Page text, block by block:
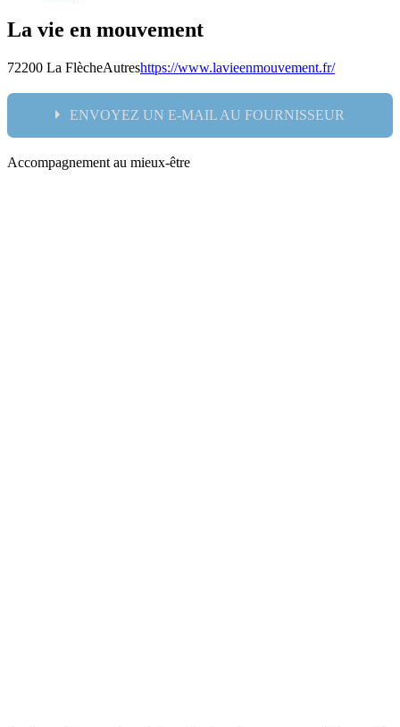
La vie en mouvement
72200 La FlècheAutreshttps://www.lavieenmouvement.fr/
ENVOYEZ UN E-MAIL AU FOURNISSEUR
Nom:
Accompagnement au mieux-être